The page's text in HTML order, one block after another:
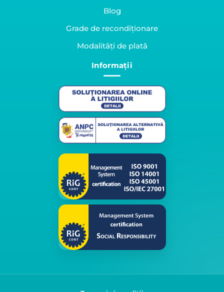
Blog
Grade de recondiționare
Modalități de plată
Informații